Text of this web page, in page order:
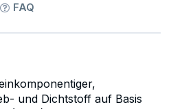
FAQ
und Dichtstoff auf Basis